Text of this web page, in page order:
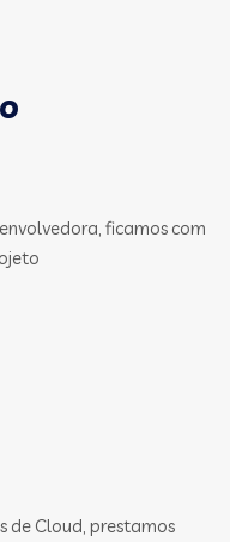
ficamos com
de Cloud, prestamos